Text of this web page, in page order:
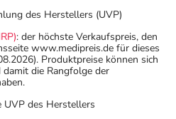
des Herstellers (UVP)
: der höchste Verkaufspreis, den
www.medipreis.de für dieses
Produktpreise können sich
die Rangfolge der
UVP des Herstellers